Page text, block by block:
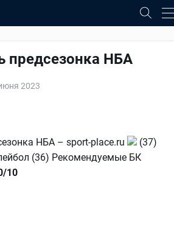
предсезонка НБА
2023
НБА – sport-place.ru
(37)
(36) Рекомендуемые БК
10